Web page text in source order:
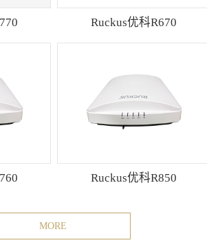
Ruckus优科R670
Ruckus优科R850
MORE